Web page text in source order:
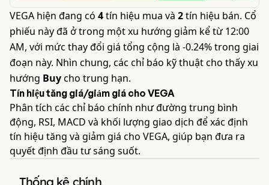
VEGA hiện đang có 4tín hiệu mua và 2tín hiệu bán. Cổ
phiếu này đã ở trong một xu hướng giảm kể từ 12:00
AM, với mức thay đổi giá tổng cộng là -0.24% trong giai
đoạn này. Nhìn chung, các chỉ báo kỹ thuật cho thấy xu
hướng Buycho trung hạn.
Tín hiệu tăng giá/giảm giá cho VEGA
Phân tích các chỉ báo chính như đường trung bình
động, RSI, MACD và khối lượng giao dịch để xác định
tín hiệu tăng và giảm giá cho VEGA, giúp bạn đưa ra
quyết định đầu tư sáng suốt.
Thống kê chính